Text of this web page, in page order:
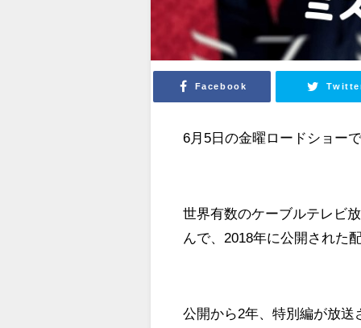
Facebook
6月5日の金曜ロードショー
世界有数のケーブルテレビ
んで、2018年に公開された
公開から2年、特別編が放送